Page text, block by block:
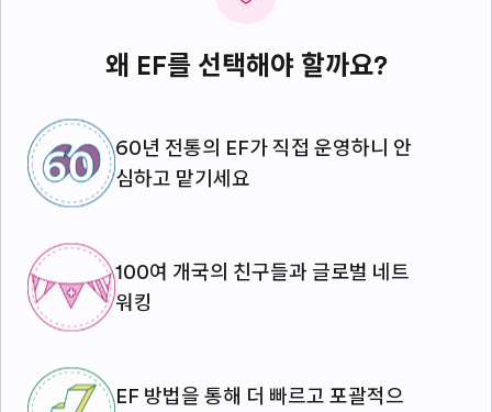
왜 EF를 선택해야 할까요?
60년 전통의 EF가 직접 운영하니 안
심하고 맡기세요
100여 개국의 친구들과 글로벌 네트
워킹
EF 방법을 통해 더 빠르고 포괄적으